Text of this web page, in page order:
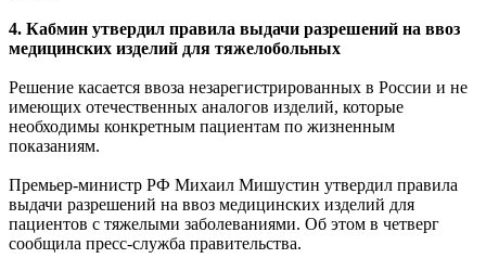
4. Кабмин утвердил правила выдачи разрешений на ввоз
медицинских изделий для тяжелобольных
Решение касается ввоза незарегистрированных в России и не
имеющих отечественных аналогов изделий, которые
необходимы конкретным пациентам по жизненным
показаниям.
Премьер-министр РФ Михаил Мишустин утвердил правила
выдачи разрешений на ввоз медицинских изделий для
пациентов с тяжелыми заболеваниями. Об этом в четверг
сообщила пресс-служба правительства.